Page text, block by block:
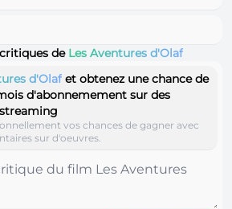
de Les Aventures d'Olaf
d'Olaf et obtenez une chance de
d'abonnemement sur des
vos chances de gagner avec
sur d'oeuvres.